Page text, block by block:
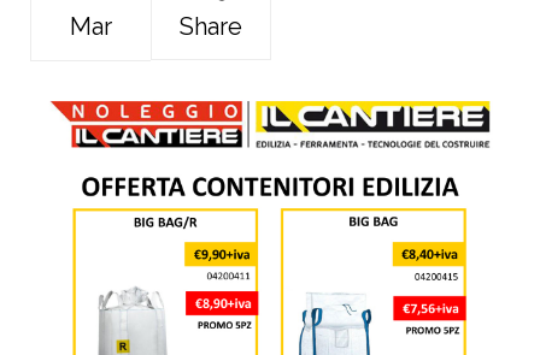
Mar Share